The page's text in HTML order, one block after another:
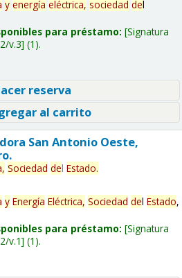
y energía eléctrica, sociedad del
para préstamo: Signatura
v.3 (1).
reserva
al carrito
San Antonio Oeste,
Sociedad del Estado.
y Energía Eléctrica, Sociedad del Estado,
para préstamo: Signatura
v.1 (1).